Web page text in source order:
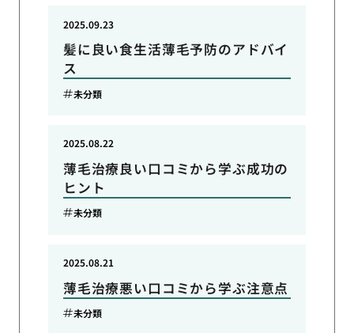
髪に良い食生活薄毛予防のアドバイ
ス
2025.09.23
未分類
薄毛治療良い口コミから学ぶ成功の
ヒント
2025.08.22
未分類
薄毛治療悪い口コミから学ぶ注意点
2025.08.21
未分類